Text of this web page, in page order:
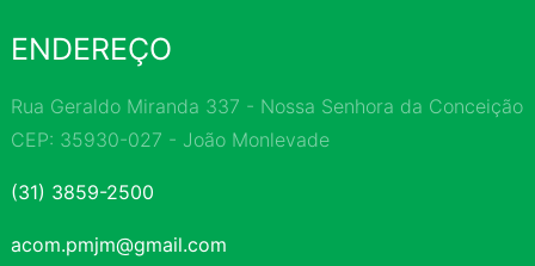
ENDEREÇO
Rua Geraldo Miranda 337 - Nossa Senhora da Conceição
CEP: 35930-027 - João Monlevade
(31) 3859-2500
acom.pmjm@gmail.com